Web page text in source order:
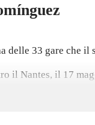
delle 33 gare che
il Nantes, il 17
División